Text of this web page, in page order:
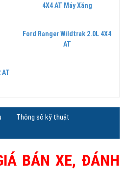
4X4 AT Máy Xăng
Ford Ranger Wildtrak 2.0L 4X4
AT
AT
Thông số kỹ thuật
BÁN XE, ĐÁNH